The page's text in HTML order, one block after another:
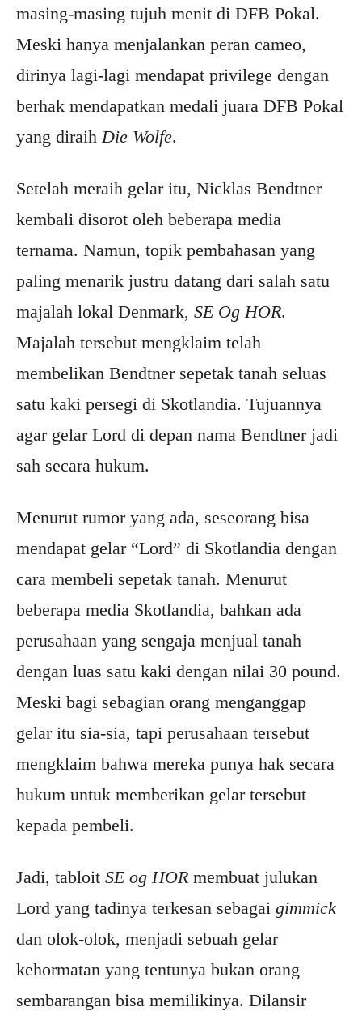
masing-masing tujuh menit di DFB Pokal.
Meski hanya menjalankan peran cameo,
dirinya lagi-lagi mendapat privilege dengan
berhak mendapatkan medali juara DFB Pokal
yang diraihDie Wolfe.
Setelah meraih gelar itu, Nicklas Bendtner
kembali disorot oleh beberapa media
ternama. Namun, topik pembahasan yang
paling menarik justru datang dari salah satu
majalah lokal Denmark, SE Og HOR.
Majalah tersebut mengklaim telah
membelikan Bendtner sepetak tanah seluas
satu kaki persegi di Skotlandia. Tujuannya
agar gelar Lord di depan nama Bendtner jadi
sah secara hukum.
Menurut rumor yang ada, seseorang bisa
mendapat gelar “Lord” di Skotlandia dengan
cara membeli sepetak tanah. Menurut
beberapa media Skotlandia, bahkan ada
perusahaan yang sengaja menjual tanah
dengan luas satu kaki dengan nilai 30 pound.
Meski bagi sebagian orang menganggap
gelar itu sia-sia, tapi perusahaan tersebut
mengklaim bahwa mereka punya hak secara
hukum untuk memberikan gelar tersebut
kepada pembeli.
Jadi, tabloit SE og HOR membuat julukan
Lord yang tadinya terkesan sebagai gimmick
dan olok-olok, menjadi sebuah gelar
kehormatan yang tentunya bukan orang
sembarangan bisa memilikinya. Dilansir